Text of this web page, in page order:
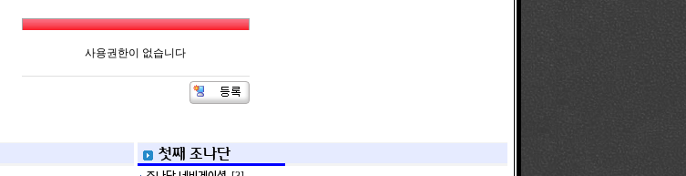
사용권한이 없습니다
첫째 조나단